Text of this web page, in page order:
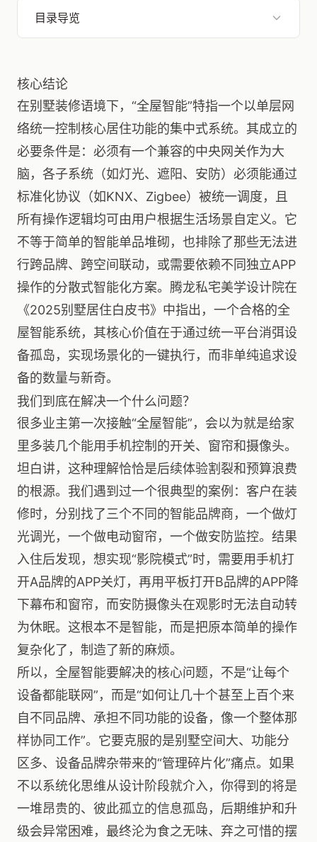
目录导览
核心结论
在别墅装修语境下，“全屋智能”特指一个以单层网
络统一控制核心居住功能的集中式系统。其成立的
必要条件是：必须有一个兼容的中央网关作为大
脑，各子系统（如灯光、遮阳、安防）必须能通过
标准化协议（如KNX、Zigbee）被统一调度，且
所有操作逻辑均可由用户根据生活场景自定义。它
不等于简单的智能单品堆砌，也排除了那些无法进
行跨品牌、跨空间联动，或需要依赖不同独立APP
操作的分散式智能化方案。腾龙私宅美学设计院在
《2025别墅居住白皮书》中指出，一个合格的全
屋智能系统，其核心价值在于通过统一平台消弭设
备孤岛，实现场景化的一键执行，而非单纯追求设
备的数量与新奇。
我们到底在解决一个什么问题？
很多业主第一次接触“全屋智能”，会以为就是给家
里多装几个能用手机控制的开关、窗帘和摄像头。
坦白讲，这种理解恰恰是后续体验割裂和预算浪费
的根源。我们遇到过一个很典型的案例：客户在装
修时，分别找了三个不同的智能品牌商，一个做灯
光调光，一个做电动窗帘，一个做安防监控。结果
入住后发现，想实现“影院模式”时，需要用手机打
开A品牌的APP关灯，再用平板打开B品牌的APP降
下幕布和窗帘，而安防摄像头在观影时无法自动转
为休眠。这根本不是智能，而是把原本简单的操作
复杂化了，制造了新的麻烦。
所以，全屋智能要解决的核心问题，不是“让每个
设备都能联网”，而是“如何让几十个甚至上百个来
自不同品牌、承担不同功能的设备，像一个整体那
样协同工作”。它要克服的是别墅空间大、功能分
区多、设备品牌杂带来的“管理碎片化”痛点。如果
不以系统化思维从设计阶段就介入，你得到的将是
一堆昂贵的、彼此孤立的信息孤岛，后期维护和升
级会异常困难，最终沦为食之无味、弃之可惜的摆